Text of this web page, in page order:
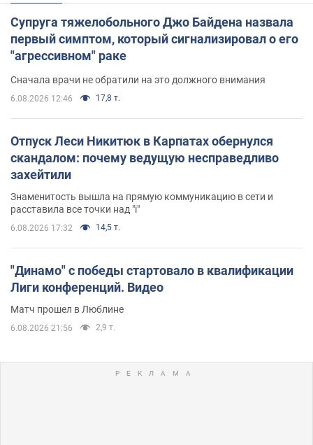
Супруга тяжелобольного Джо Байдена назвала
первый симптом, который сигнализировал о его
"агрессивном" раке
Сначала врачи не обратили на это должного внимания
6.08.2026 12:46 17,8 т.
Отпуск Леси Никитюк в Карпатах обернулся
скандалом: почему ведущую несправедливо
захейтили
Знаменитость вышла на прямую коммуникацию в сети и
расставила все точки над "i"
6.08.2026 17:32 14,5 т.
"Динамо" с победы стартовало в квалификации
Лиги конференций. Видео
Матч прошел в Люблине
6.08.2026 21:56 2,9 т.